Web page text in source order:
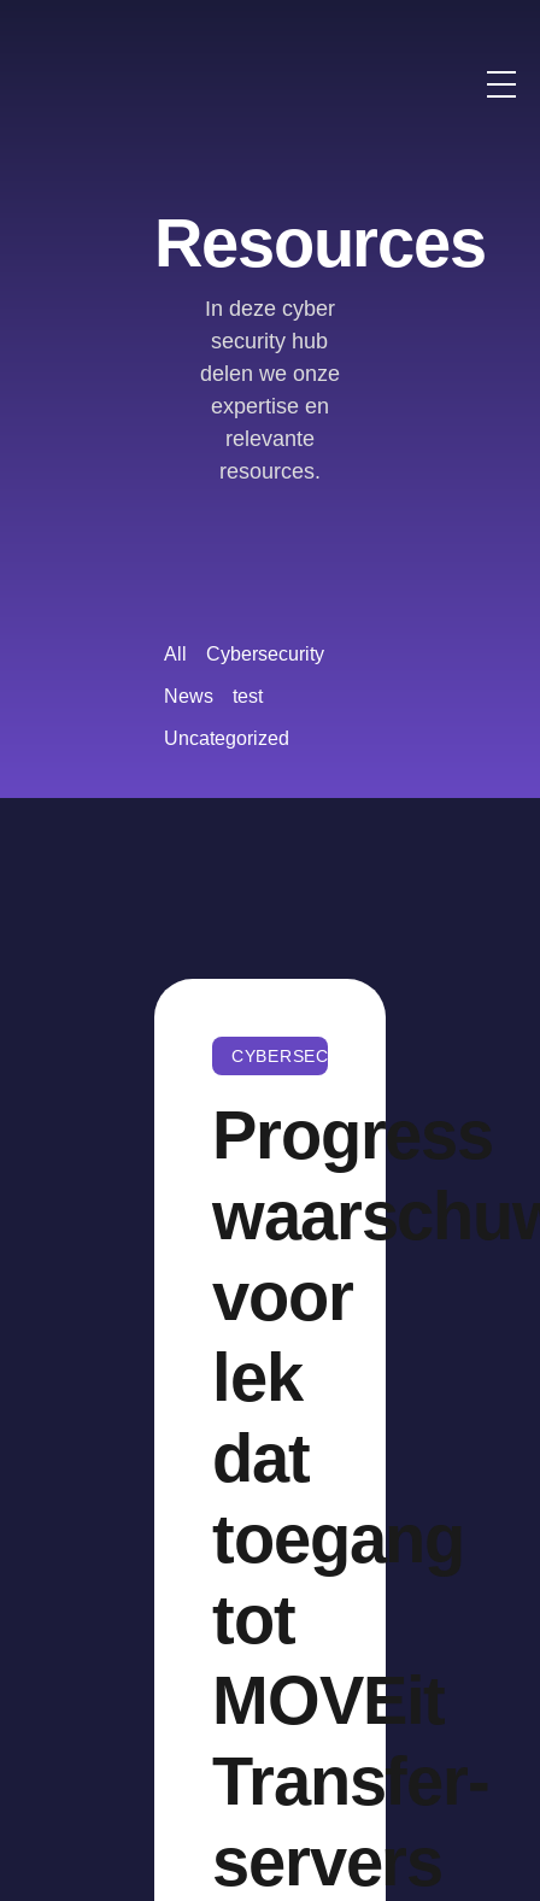
Resources
In deze cyber
security hub
delen we onze
expertise en
relevante
resources.
Cybersecurity
News test
Uncategorized
All
CYBERSECURITY
Progress
voor
lek
dat
toegang
tot
MOVEit
Transfer-
servers